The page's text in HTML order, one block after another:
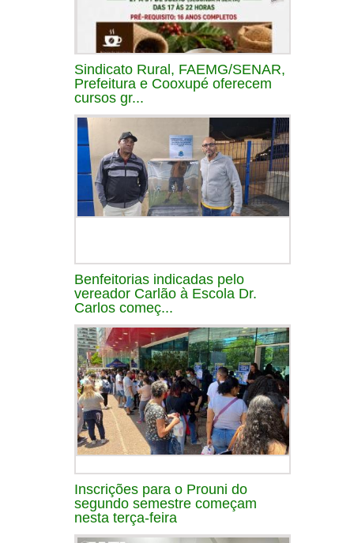
Sindicato Rural, FAEMG/SENAR,
Prefeitura e Cooxupé oferecem
cursos gr...
Benfeitorias indicadas pelo
vereador Carlão à Escola Dr.
Carlos começ...
Inscrições para o Prouni do
segundo semestre começam
nesta terça-feira